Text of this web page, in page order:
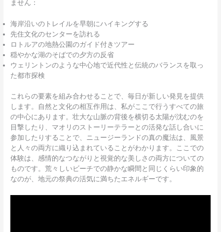
ません：
海岸沿いのトレイルを早朝にハイキングする
先住文化のセンターを訪れる
ロトルアの地熱公園のガイド付きツアー
穏やかな湖のそばでの夕方の反省
ウェリントンのような中心地で近代性と伝統のバランスを取っ
た都市探検
これらの要素を組み合わせることで、毎日が新しい発見を提供
します。自然と文化の相互作用は、私がここで行うすべての旅
の中心にあります。壮大な山脈の背後を横切る太陽が沈むのを
目撃したり、マオリのストーリーテラーとの活発な話し合いに
参加したりすることで、ニュージーランドの真の魔法は、風景
と人々の両方に織り込まれていることがわかります。ここでの
体験は、感情的なつながりと視覚的な美しさの両方についての
ものです。荒々しいビーチでの静かな瞬間と同じくらい印象的
なのが、地元の祭典の活気に満ちたエネルギーです。